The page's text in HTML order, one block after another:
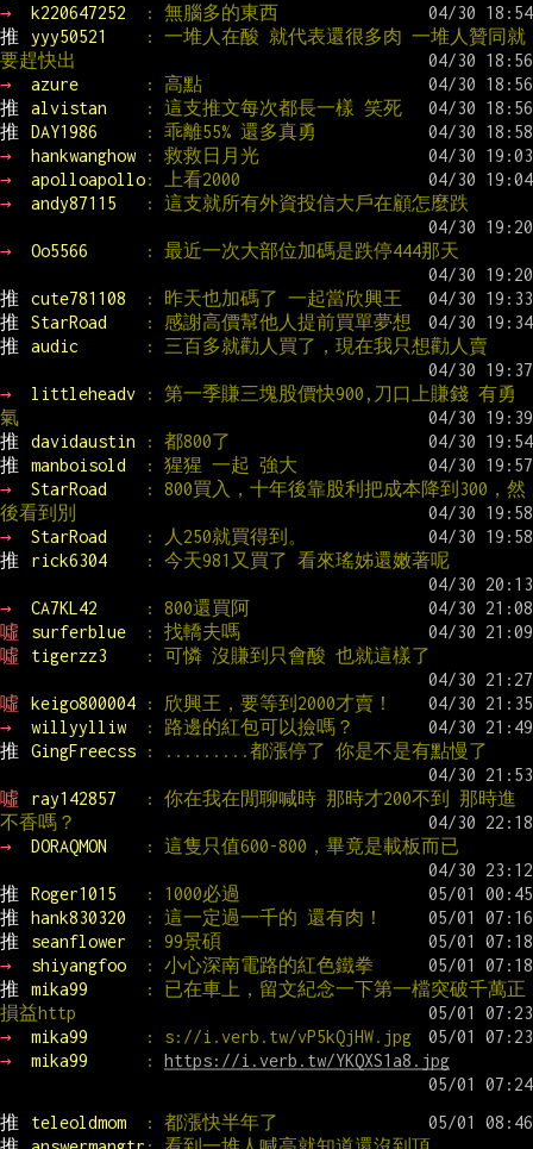
→
k220647252
: 無腦多的東西
推
yyy50521
: 一堆人在酸 就代表還很多肉 一堆人贊同就
要趕快出
→
azure
: 高點
推
alvistan
: 這支推文每次都長一樣 笑死
推
DAY1986
: 乖離55% 還多真勇
→
hankwanghow
: 救救日月光
→
apolloapollo: 上看2000
→
andy87115 : 這支就所有外資投信大戶在顧怎麼跌
→ Oo5566 : 最近一次大部位加碼是跌停444那天
推 cute781108
: 昨天也加碼了 一起當欣興王
推
StarRoad
: 感謝高價幫他人提前買單夢想
推
audic : 三百多就勸人買了，現在我只想勸人賣
→ littleheadv
: 第一季賺三塊股價快900,刀口上賺錢 有勇
氣
推
davidaustin
: 都800了
推
manboisold
: 猩猩 一起 強大
→
StarRoad
: 800買入，十年後靠股利把成本降到300，然
後看到別
→
StarRoad
: 人250就買得到。
推
rick6304 : 今天981又買了 看來瑤姊還嫩著呢
→ CA7KL42
: 800還買阿
噓
surferblue
: 找轎夫嗎
噓
tigerzz3 : 可憐 沒賺到只會酸 也就這樣了
噓 keigo800004
: 欣興王，要等到2000才賣！
→
willyylliw
: 路邊的紅包可以撿嗎？
推
GingFreecss : .........都漲停了 你是不是有點慢了
噓 ray142857
: 你在我在閒聊喊時 那時才200不到 那時進
不香嗎？
→
DORAQMON : 這隻只值600-800，畢竟是載板而已
推 Roger1015
: 1000必過
推
hank830320
: 這一定過一千的 還有肉！
推
seanflower
: 99景碩
→
shiyangfoo
: 小心深南電路的紅色鐵拳
推
mika99
: 已在車上，留文紀念一下第一檔突破千萬正
損益http
→
mika99
: s://i.verb.tw/vP5kQjHW.jpg
→
mika99 : https://i.verb.tw/YKQXS1a8.jpg
推 teleoldmom
: 都漲快半年了